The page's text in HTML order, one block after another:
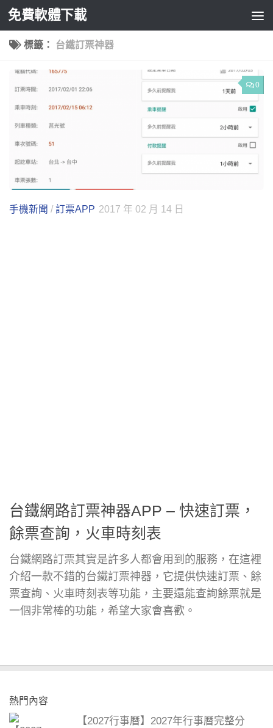
Skip to content
免費軟體下載
標籤： 台鐵訂票神器
0
手機新聞 / 訂票APP 2017 年 02 月 14 日
台鐵網路訂票神器APP – 快速訂票，
餘票查詢，火車時刻表
台鐵網路訂票其實是許多人都會用到的服務，在這裡
介紹一款不錯的台鐵訂票神器，它提供快速訂票、餘
票查詢、火車時刻表等功能，主要還能查詢餘票就是
一個非常棒的功能，希望大家會喜歡。
熱門內容
【2027行事曆】2027年行事曆完整分